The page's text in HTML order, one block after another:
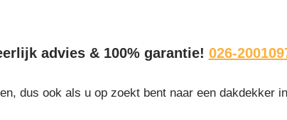
advies & 100% garantie! 026-
dus ook als u op zoekt bent naar een dakdekker